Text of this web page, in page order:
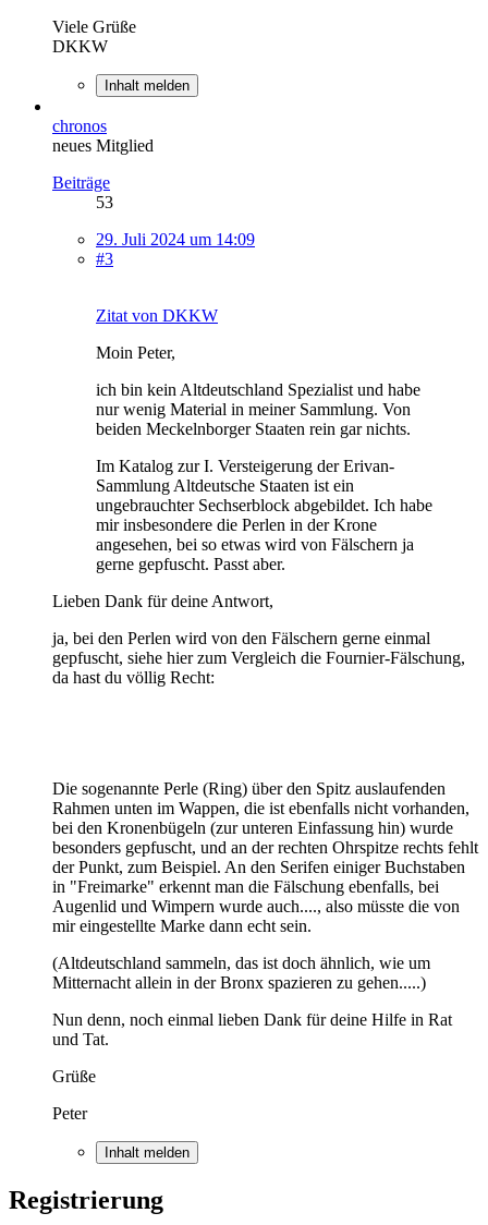
Viele Grüße
DKKW
Inhalt melden
chronos
neues Mitglied
Beiträge
53
29. Juli 2024 um 14:09
#3
Zitat von DKKW
Moin Peter,
ich bin kein Altdeutschland Spezialist und habe
nur wenig Material in meiner Sammlung. Von
beiden Meckelnborger Staaten rein gar nichts.
Im Katalog zur I. Versteigerung der Erivan-
Sammlung Altdeutsche Staaten ist ein
ungebrauchter Sechserblock abgebildet. Ich habe
mir insbesondere die Perlen in der Krone
angesehen, bei so etwas wird von Fälschern ja
gerne gepfuscht. Passt aber.
Lieben Dank für deine Antwort,
ja, bei den Perlen wird von den Fälschern gerne einmal
gepfuscht, siehe hier zum Vergleich die Fournier-Fälschung,
da hast du völlig Recht:
Die sogenannte Perle (Ring) über den Spitz auslaufenden
Rahmen unten im Wappen, die ist ebenfalls nicht vorhanden,
bei den Kronenbügeln (zur unteren Einfassung hin) wurde
besonders gepfuscht, und an der rechten Ohrspitze rechts fehlt
der Punkt, zum Beispiel. An den Serifen einiger Buchstaben
in "Freimarke" erkennt man die Fälschung ebenfalls, bei
Augenlid und Wimpern wurde auch...., also müsste die von
mir eingestellte Marke dann echt sein.
(Altdeutschland sammeln, das ist doch ähnlich, wie um
Mitternacht allein in der Bronx spazieren zu gehen.....)
Nun denn, noch einmal lieben Dank für deine Hilfe in Rat
und Tat.
Grüße
Peter
Inhalt melden
Registrierung